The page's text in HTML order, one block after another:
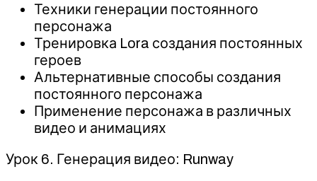
Техники генерации постоянного
персонажа
Тренировка Lora создания постоянных
героев
Альтернативные способы создания
постоянного персонажа
Применение персонажа в различных
видео и анимациях
Урок 6. Генерация видео: Runway